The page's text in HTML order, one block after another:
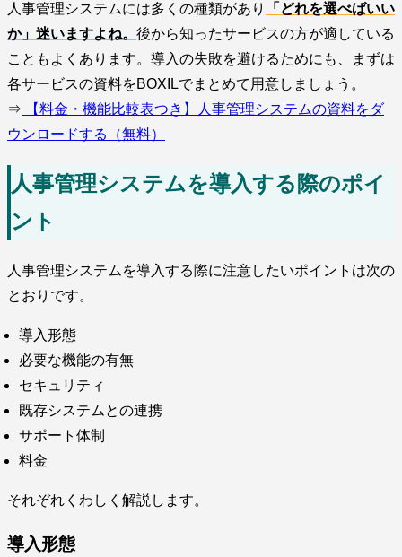
人事管理システムには多くの種類があり
「どれを選べばいい
か」迷いますよね。 後から知ったサービスの方が適している
こともよくあります。導入の失敗を避けるためにも、まずは
各サービスの資料をBOXILでまとめて用意しましょう。
⇒ 【料金・機能比較表つき】人事管理システムの資料をダ
ウンロードする（無料）
人事管理システムを導入する際のポイ
ント
人事管理システムを導入する際に注意したいポイントは次の
とおりです。
導入形態
必要な機能の有無
セキュリティ
既存システムとの連携
サポート体制
料金
それぞれくわしく解説します。
導入形態